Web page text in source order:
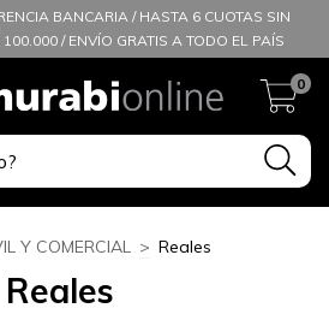
BANCARIA / HASTA 6 CUOTAS SIN
/ ENVÍO GRATIS A TODO EL PAÍS
0
Y COMERCIAL > Reales
Reales